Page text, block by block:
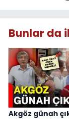
Bunlar da
Akgöz günah